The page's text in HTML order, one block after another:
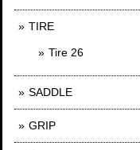
TIRE
Tire 26
SADDLE
GRIP